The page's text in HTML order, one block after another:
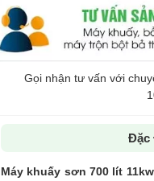
Gọi nhận tư vấn với
Đặc
Máy khuấy sơn 700 lít